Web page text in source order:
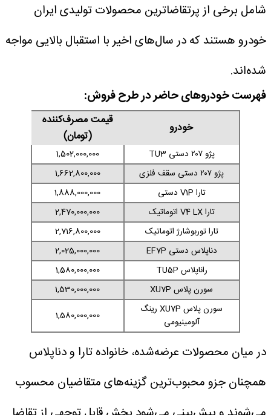
شامل برخی از پرتقاضاترین محصولات تولیدی ایران
خودرو هستند که در سال‌های اخیر با استقبال بالایی مواجه
شده‌اند.
فهرست خودروهای حاضر در طرح فروش:
خودرو
قیمت مصرف‌کننده
(تومان)
پژو ۲۰۷ دستی TU3
1,502,000,000
پژو ۲۰۷ دستی سقف فلزی
1,662,800,000
تارا V1P دستی
1,888,000,000
تارا V4 LX اتوماتیک
2,470,000,000
تارا توربوشارژ اتوماتیک
2,716,800,000
دناپلاس دستی EF7P
2,025,000,000
راناپلاس TU5P
1,580,000,000
سورن پلاس XU7P
1,530,000,000
سورن پلاس XU7P رینگ
آلومینیومی
1,580,000,000
در میان محصولات عرضه‌شده، خانواده تارا و دناپلاس
همچنان جزو محبوب‌ترین گزینه‌های متقاضیان محسوب